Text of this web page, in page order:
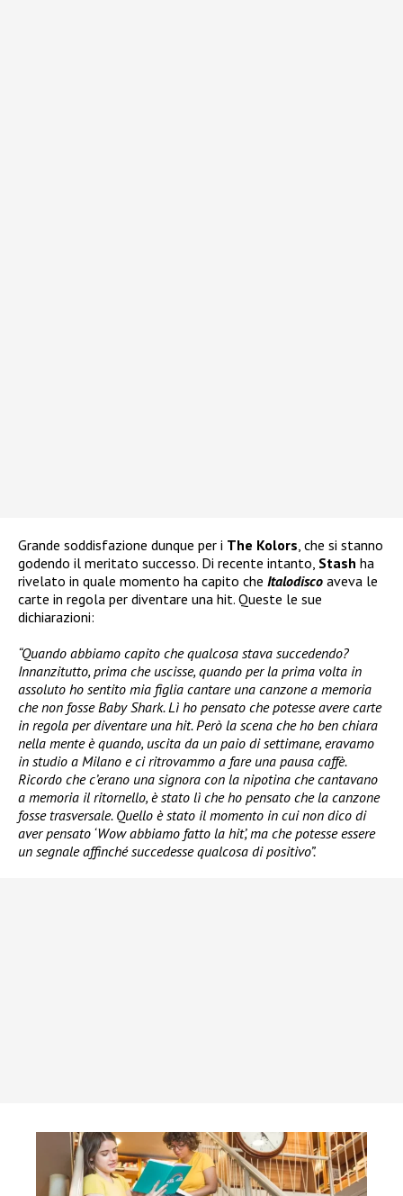
Grande soddisfazione dunque per i The Kolors, che si stanno
godendo il meritato successo. Di recente intanto, Stash ha
rivelato in quale momento ha capito che Italodisco aveva le
carte in regola per diventare una hit. Queste le sue
dichiarazioni:
“Quando abbiamo capito che qualcosa stava succedendo?
Innanzitutto, prima che uscisse, quando per la prima volta in
assoluto ho sentito mia figlia cantare una canzone a memoria
che non fosse Baby Shark. Lì ho pensato che potesse avere carte
in regola per diventare una hit. Però la scena che ho ben chiara
nella mente è quando, uscita da un paio di settimane, eravamo
in studio a Milano e ci ritrovammo a fare una pausa caffè.
Ricordo che c’erano una signora con la nipotina che cantavano
a memoria il ritornello, è stato lì che ho pensato che la canzone
fosse trasversale. Quello è stato il momento in cui non dico di
aver pensato ‘Wow abbiamo fatto la hit’, ma che potesse essere
un segnale affinché succedesse qualcosa di positivo”.